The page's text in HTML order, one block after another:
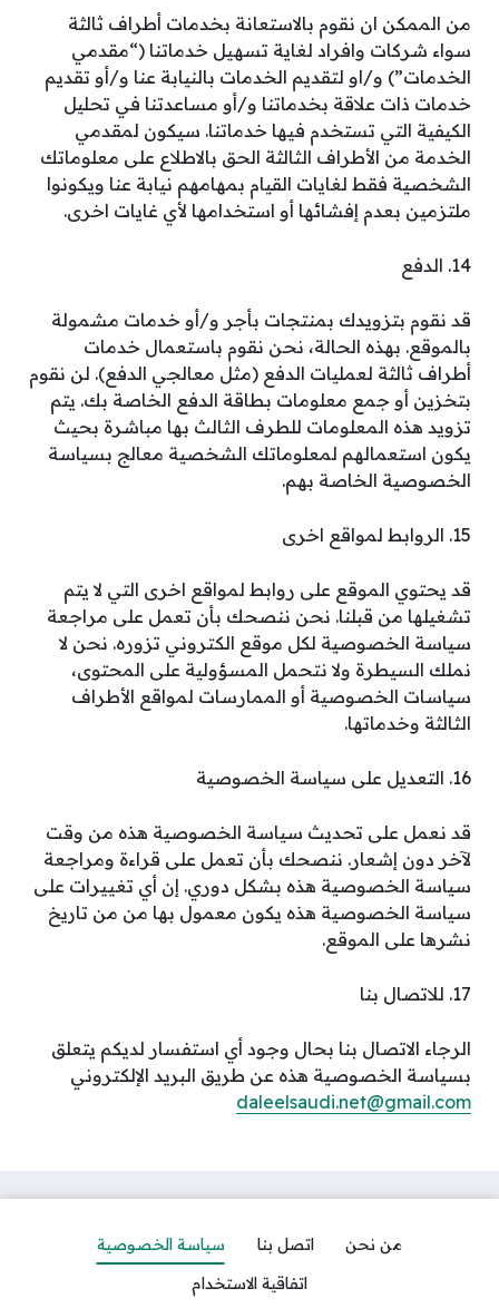
من الممكن ان نقوم بالاستعانة بخدمات أطراف ثالثة
سواء شركات وافراد لغاية تسهيل خدماتنا (“مقدمي
الخدمات”) و/او لتقديم الخدمات بالنيابة عنا و/أو تقديم
خدمات ذات علاقة بخدماتنا و/أو مساعدتنا في تحليل
الكيفية التي تستخدم فيها خدماتنا. سيكون لمقدمي
الخدمة من الأطراف الثالثة الحق بالاطلاع على معلوماتك
الشخصية فقط لغايات القيام بمهامهم نيابة عنا ويكونوا
ملتزمين بعدم إفشائها أو استخدامها لأي غايات اخرى.
14. الدفع
قد نقوم بتزويدك بمنتجات بأجر و/أو خدمات مشمولة
بالموقع. بهذه الحالة، نحن نقوم باستعمال خدمات
أطراف ثالثة لعمليات الدفع (مثل معالجي الدفع). لن نقوم
بتخزين أو جمع معلومات بطاقة الدفع الخاصة بك. يتم
تزويد هذه المعلومات للطرف الثالث بها مباشرة بحيث
يكون استعمالهم لمعلوماتك الشخصية معالج بسياسة
الخصوصية الخاصة بهم.
15. الروابط لمواقع اخرى
قد يحتوي الموقع على روابط لمواقع اخرى التي لا يتم
تشغيلها من قبلنا. نحن ننصحك بأن تعمل على مراجعة
سياسة الخصوصية لكل موقع الكتروني تزوره. نحن لا
نملك السيطرة ولا نتحمل المسؤولية على المحتوى،
سياسات الخصوصية أو الممارسات لمواقع الأطراف
الثالثة وخدماتها.
16. التعديل على سياسة الخصوصية
قد نعمل على تحديث سياسة الخصوصية هذه من وقت
لآخر دون إشعار. ننصحك بأن تعمل على قراءة ومراجعة
سياسة الخصوصية هذه بشكل دوري. إن أي تغييرات على
سياسة الخصوصية هذه يكون معمول بها من من تاريخ
نشرها على الموقع.
17. للاتصال بنا
الرجاء الاتصال بنا بحال وجود أي استفسار لديكم يتعلق
بسياسة الخصوصية هذه عن طريق البريد الإلكتروني
daleelsaudi.net@gmail.com
من نحن اتصل بنا
سياسة الخصوصية
اتفاقية الاستخدام